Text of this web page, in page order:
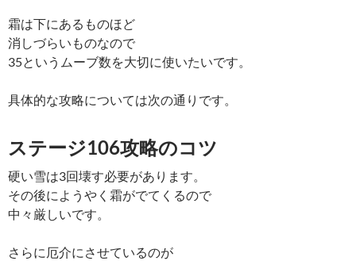
霜は下にあるものほど
消しづらいものなので
35というムーブ数を大切に使いたいです。
具体的な攻略については次の通りです。
ステージ106攻略のコツ
硬い雪は3回壊す必要があります。
その後にようやく霜がでてくるので
中々厳しいです。
さらに厄介にさせているのが